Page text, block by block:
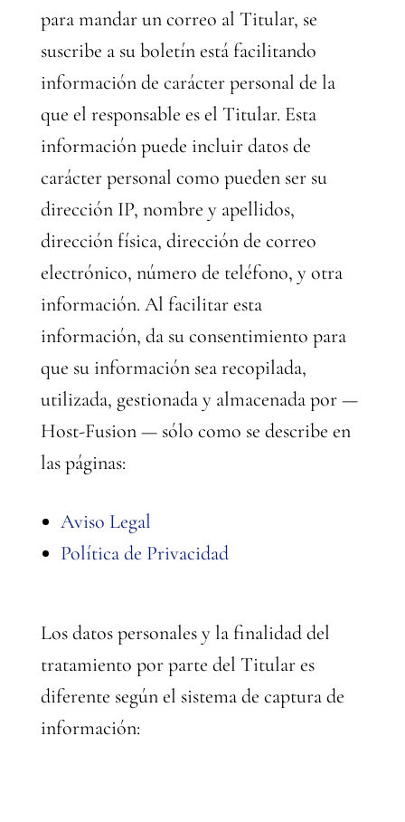
para mandar un correo al Titular, se
suscribe a su boletín está facilitando
información de carácter personal de la
que el responsable es el Titular. Esta
información puede incluir datos de
carácter personal como pueden ser su
dirección IP, nombre y apellidos,
dirección física, dirección de correo
electrónico, número de teléfono, y otra
información. Al facilitar esta
información, da su consentimiento para
que su información sea recopilada,
utilizada, gestionada y almacenada por —
Host-Fusion — sólo como se describe en
las páginas:
Aviso Legal
Política de Privacidad
Los datos personales y la finalidad del
tratamiento por parte del Titular es
diferente según el sistema de captura de
información: